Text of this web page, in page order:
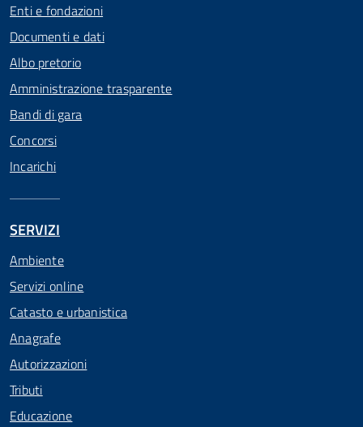
Enti e fondazioni
Documenti e dati
Albo pretorio
Amministrazione trasparente
Bandi di gara
Concorsi
Incarichi
SERVIZI
Ambiente
Servizi online
Catasto e urbanistica
Anagrafe
Autorizzazioni
Tributi
Educazione